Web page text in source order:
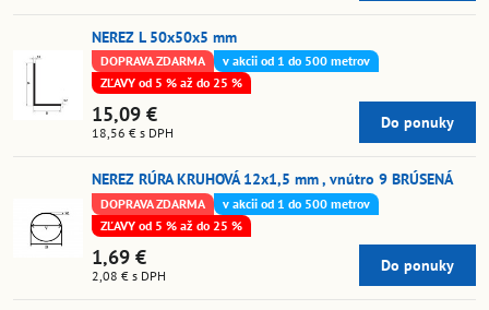
NEREZ L 50x50x5 mm
DOPRAVA ZDARMA
v akcii od 1 do 500 metrov
ZĽAVY od 5 % až do 25 %
15,09 €
18,56 € s DPH
Do ponuky
NEREZ RÚRA KRUHOVÁ 12x1,5 mm , vnútro 9 BRÚSENÁ
DOPRAVA ZDARMA
v akcii od 1 do 500 metrov
ZĽAVY od 5 % až do 25 %
1,69 €
2,08 € s DPH
Do ponuky